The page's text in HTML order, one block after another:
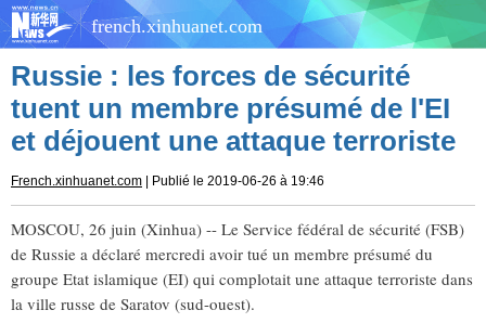
french.xinhuanet.com
Russie : les forces de sécurité
tuent un membre présumé de l'EI
et déjouent une attaque terroriste
French.xinhuanet.com | Publié le 2019-06-26 à 19:46
MOSCOU, 26 juin (Xinhua) -- Le Service fédéral de sécurité (FSB)
de Russie a déclaré mercredi avoir tué un membre présumé du
groupe Etat islamique (EI) qui complotait une attaque terroriste dans
la ville russe de Saratov (sud-ouest).